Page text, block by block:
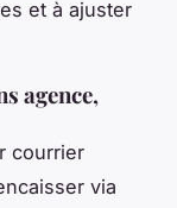
et à ajuster
agence,
courrier
via